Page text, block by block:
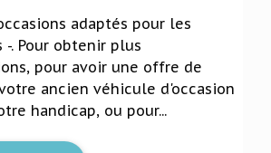
adaptés pour les
-. Pour obtenir plus
pour avoir une offre de
ancien véhicule d'occasion
handicap, ou pour...